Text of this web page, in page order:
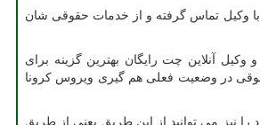
وکیل تماس گرفته و از خدمات حقوقی شان
و وکیل آنلاین چت رایگان بهترین گزینه برای
در وضعیت فعلی هم گیری ویروس کرونا
را نیز می توانید از این طریق یعنی از طریق